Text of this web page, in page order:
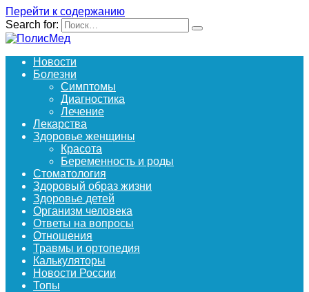
Перейти к содержанию
Search for:
Новости
Болезни
Симптомы
Диагностика
Лечение
Лекарства
Здоровье женщины
Красота
Беременность и роды
Стоматология
Здоровый образ жизни
Здоровье детей
Организм человека
Ответы на вопросы
Отношения
Травмы и ортопедия
Калькуляторы
Новости России
Топы